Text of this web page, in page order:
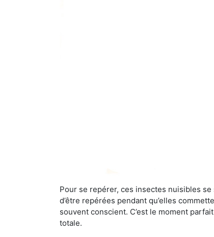
Pour se repérer, ces insectes nuisibles
d’être repérées pendant qu’elles
souvent conscient. C’est le moment
totale.